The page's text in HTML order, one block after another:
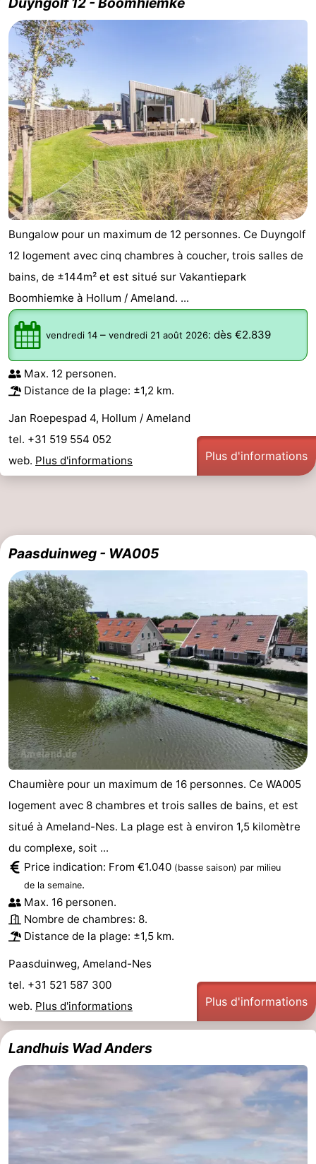
Bungalow pour un maximum de 12 personnes. Ce Duyngolf
12 logement avec cinq chambres à coucher, trois salles de
bains, de ±144m² et est situé sur Vakantiepark
Boomhiemke à Hollum / Ameland. ...
vendredi 14 – vendredi 21 août 2026: dès €2.839
Max. 12 personen.
Distance de la plage: ±1,2 km.
Jan Roepespad 4, Hollum / Ameland
tel. +31 519 554 052
web. Plus d'informations Plus d'informations
Paasduinweg - WA005
Chaumière pour un maximum de 16 personnes. Ce WA005
logement avec 8 chambres et trois salles de bains, et est
situé à Ameland-Nes. La plage est à environ 1,5 kilomètre
du complexe, soit ...
Price indication: From €1.040 (basse saison) par milieu
de la semaine.
Max. 16 personen.
Nombre de chambres: 8.
Distance de la plage: ±1,5 km.
Paasduinweg, Ameland-Nes
tel. +31 521 587 300
web. Plus d'informations Plus d'informations
Landhuis Wad Anders